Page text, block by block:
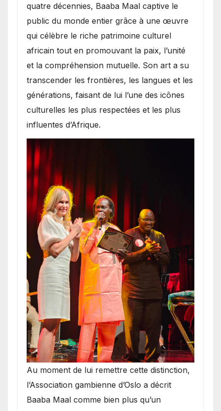
quatre décennies, Baaba Maal captive le
public du monde entier grâce à une œuvre
qui célèbre le riche patrimoine culturel
africain tout en promouvant la paix, l’unité
et la compréhension mutuelle. Son art a su
transcender les frontières, les langues et les
générations, faisant de lui l’une des icônes
culturelles les plus respectées et les plus
influentes d’Afrique.
​Au moment de lui remettre cette distinction,
l’Association gambienne d’Oslo a décrit
Baaba Maal comme bien plus qu’un